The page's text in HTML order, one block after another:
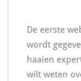
De eerste
wordt
haaien
wilt weten